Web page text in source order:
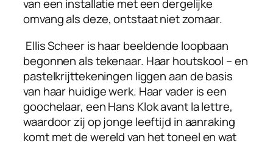
van een installatie met een dergelijke
omvang als deze, ontstaat niet zomaar.
Ellis Scheer is haar beeldende loopbaan
begonnen als tekenaar. Haar houtskool – en
pastelkrijttekeningen liggen aan de basis
van haar huidige werk. Haar vader is een
goochelaar, een Hans Klok avant la lettre,
waardoor zij op jonge leeftijd in aanraking
komt met de wereld van het toneel en wat